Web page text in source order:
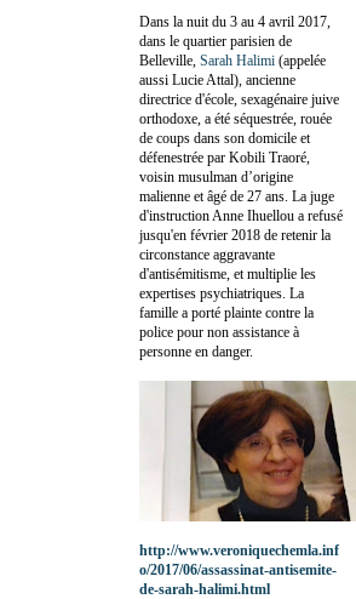
Dans la nuit du 3 au 4 avril 2017,
dans le quartier parisien de
Belleville, Sarah Halimi (appelée
aussi Lucie Attal), ancienne
directrice d'école, sexagénaire juive
orthodoxe, a été séquestrée, rouée
de coups dans son domicile et
défenestrée par Kobili Traoré,
voisin musulman d’origine
malienne et âgé de 27 ans. La juge
d'instruction Anne Ihuellou a refusé
jusqu'en février 2018 de retenir la
circonstance aggravante
d'antisémitisme, et multiplie les
expertises psychiatriques. La
famille a porté plainte contre la
police pour non assistance à
personne en danger.
http://www.veroniquechemla.inf
o/2017/06/assassinat-antisemite-
de-sarah-halimi.html